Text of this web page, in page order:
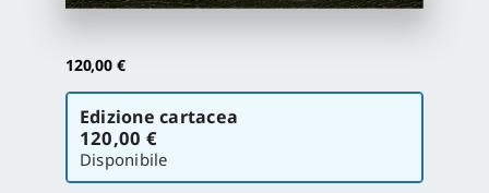
120,00 €
Scegli
versione
Edizione cartacea
120,00 €
Disponibile